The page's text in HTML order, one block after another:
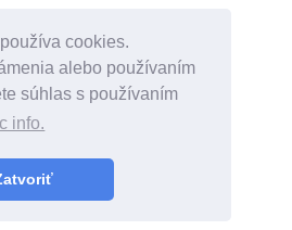
cookies.
alebo používaním
súhlas s používaním
info.